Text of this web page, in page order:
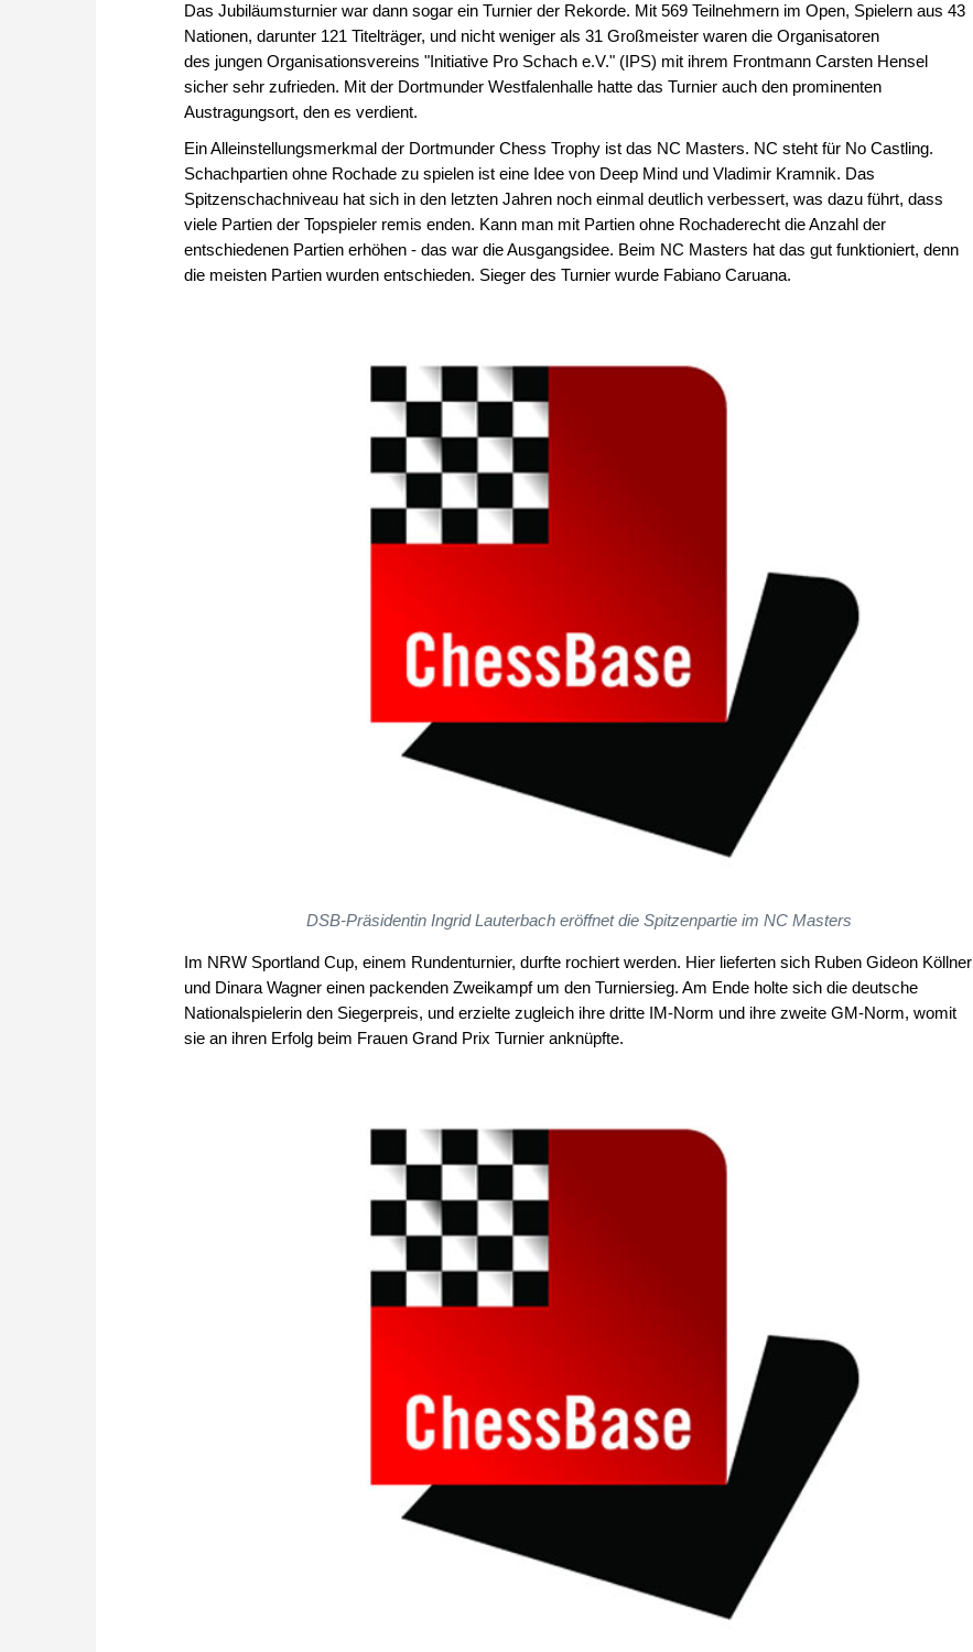
Das Jubiläumsturnier war dann sogar ein Turnier der Rekorde. Mit 569 Teilnehmern im Open, Spielern aus 43
Nationen, darunter 121 Titelträger, und nicht weniger als 31 Großmeister waren die Organisatoren
des jungen Organisationsvereins "Initiative Pro Schach e.V." (IPS) mit ihrem Frontmann Carsten Hensel
sicher sehr zufrieden. Mit der Dortmunder Westfalenhalle hatte das Turnier auch den prominenten
Austragungsort, den es verdient.
Ein Alleinstellungsmerkmal der Dortmunder Chess Trophy ist das NC Masters. NC steht für No Castling.
Schachpartien ohne Rochade zu spielen ist eine Idee von Deep Mind und Vladimir Kramnik. Das
Spitzenschachniveau hat sich in den letzten Jahren noch einmal deutlich verbessert, was dazu führt, dass
viele Partien der Topspieler remis enden. Kann man mit Partien ohne Rochaderecht die Anzahl der
entschiedenen Partien erhöhen - das war die Ausgangsidee. Beim NC Masters hat das gut funktioniert, denn
die meisten Partien wurden entschieden. Sieger des Turnier wurde Fabiano Caruana.
DSB-Präsidentin Ingrid Lauterbach eröffnet die Spitzenpartie im NC Masters
Im NRW Sportland Cup, einem Rundenturnier, durfte rochiert werden. Hier lieferten sich Ruben Gideon Köllner
und Dinara Wagner einen packenden Zweikampf um den Turniersieg. Am Ende holte sich die deutsche
Nationalspielerin den Siegerpreis, und erzielte zugleich ihre dritte IM-Norm und ihre zweite GM-Norm, womit
sie an ihren Erfolg beim Frauen Grand Prix Turnier anknüpfte.